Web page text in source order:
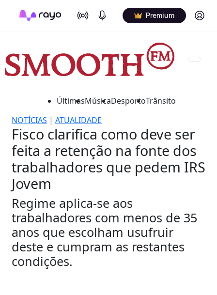
On Air Podcasts Premium Log in
ÚltimasMúsicaDesportoTrânsito
NOTÍCIAS | ATUALIDADE
Fisco clarifica como deve ser
feita a retenção na fonte dos
trabalhadores que pedem IRS
Jovem
Regime aplica-se aos
trabalhadores com menos de 35
anos que escolham usufruir
deste e cumpram as restantes
condições.